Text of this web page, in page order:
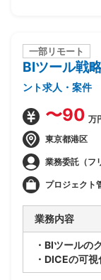
一部リモート
BIツール戦
ント求人・案件
〜90 万
東京都港区
業務委託（フ
プロジェクト
業務内容
・BIツールの
・DICEの可
・若⼿プロパ